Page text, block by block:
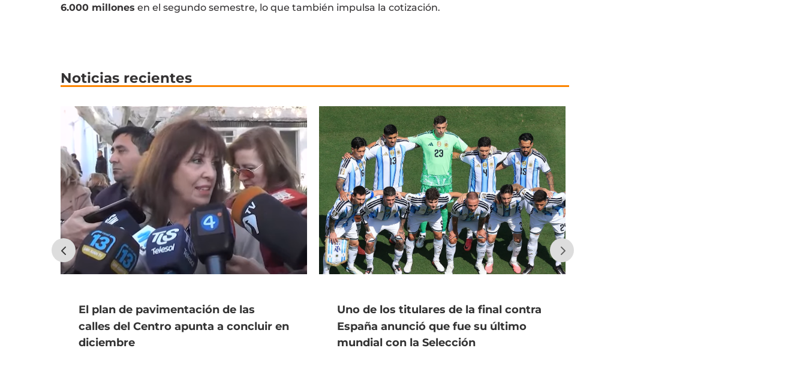
6.000 millones en el segundo semestre, lo que también impulsa la cotización.
Noticias recientes
El plan de pavimentación de las
calles del Centro apunta a concluir en
diciembre
Uno de los titulares de la final contra
España anunció que fue su último
mundial con la Selección